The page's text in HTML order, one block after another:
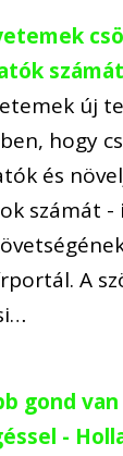
számát
új
hogy
és
számát -
A
gond van
-